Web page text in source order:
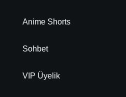
Anime Shorts
Sohbet
VIP Üyelik